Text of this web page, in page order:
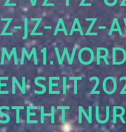
AAZ-
2024
NUR